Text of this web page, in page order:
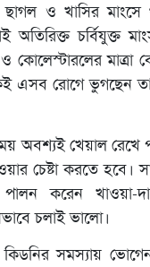
ও খাসির মাংসে
অতিরিক্ত চর্বিযুক্ত
কোলেস্টারলের মাত্রা
এসব রোগে ভুগছেন
অবশ্যই খেয়াল রেখে
চেষ্টা করতে হবে।
করেন খাওয়া-
চলাই ভালো।
কিডনির সমস্যায়